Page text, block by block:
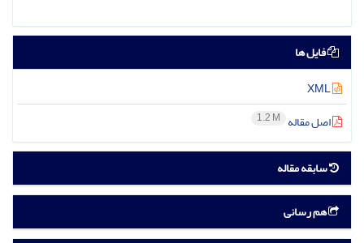
فایل ها
اصل مقاله 1.2 M
سابقه مقاله
هم رسانی